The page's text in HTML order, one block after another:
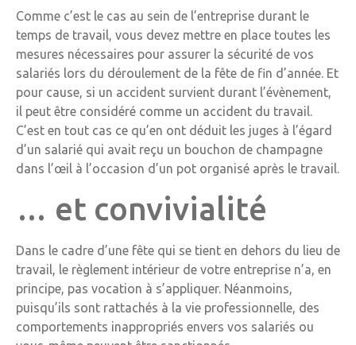
Comme c’est le cas au sein de l’entreprise durant le
temps de travail, vous devez mettre en place toutes les
mesures nécessaires pour assurer la sécurité de vos
salariés lors du déroulement de la fête de fin d’année. Et
pour cause, si un accident survient durant l’évènement,
il peut être considéré comme un accident du travail.
C’est en tout cas ce qu’en ont déduit les juges à l’égard
d’un salarié qui avait reçu un bouchon de champagne
dans l’œil à l’occasion d’un pot organisé après le travail.
… et convivialité
Dans le cadre d’une fête qui se tient en dehors du lieu de
travail, le règlement intérieur de votre entreprise n’a, en
principe, pas vocation à s’appliquer. Néanmoins,
puisqu’ils sont rattachés à la vie professionnelle, des
comportements inappropriés envers vos salariés ou